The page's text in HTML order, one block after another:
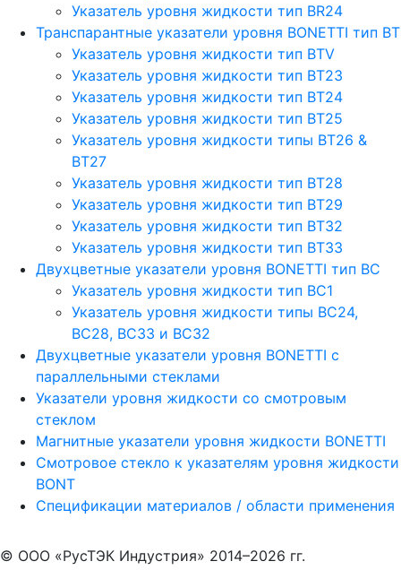
Указатель уровня жидкости тип BR24
Транспарантные указатели уровня BONETTI тип BT
Указатель уровня жидкости тип BTV
Указатель уровня жидкости тип BT23
Указатель уровня жидкости тип BT24
Указатель уровня жидкости тип BT25
Указатель уровня жидкости типы BT26 &
BT27
Указатель уровня жидкости тип BT28
Указатель уровня жидкости тип BT29
Указатель уровня жидкости тип BT32
Указатель уровня жидкости тип BT33
Двухцветные указатели уровня BONETTI тип BC
Указатель уровня жидкости тип BC1
Указатель уровня жидкости типы BC24,
BC28, BC33 и BC32
Двухцветные указатели уровня BONETTI с
параллельными стеклами
Указатели уровня жидкости со смотровым
стеклом
Магнитные указатели уровня жидкости BONETTI
Смотровое стекло к указателям уровня жидкости
BONT
Спецификации материалов / области применения
© ООО «РусТЭК Индустрия» 2014–2026 гг.